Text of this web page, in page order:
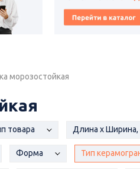
морозостойкая
товара Длина x Ширина,
Форма Тип